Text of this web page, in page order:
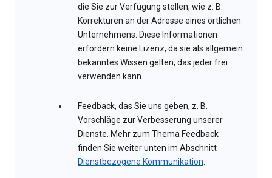
die Sie zur Verfügung stellen, wie z. B.
Korrekturen an der Adresse eines örtlichen
Unternehmens. Diese Informationen
erfordern keine Lizenz, da sie als allgemein
bekanntes Wissen gelten, das jeder frei
verwenden kann.
Feedback, das Sie uns geben, z. B.
Vorschläge zur Verbesserung unserer
Dienste. Mehr zum Thema Feedback
finden Sie weiter unten im Abschnitt
Dienstbezogene Kommunikation.